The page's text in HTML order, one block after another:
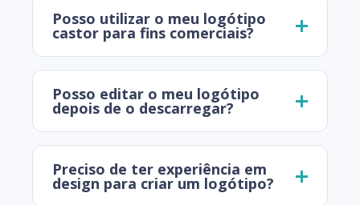
Posso utilizar o meu logótipo
castor para fins comerciais?
Posso editar o meu logótipo
depois de o descarregar?
Preciso de ter experiência em
design para criar um logótipo?